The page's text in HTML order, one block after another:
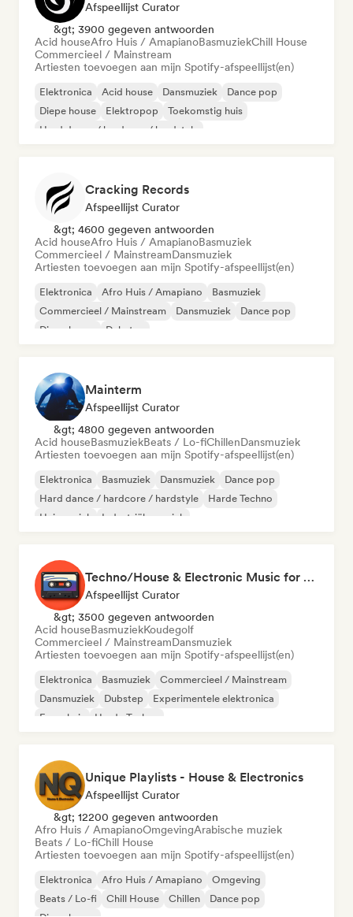
Afspeellijst Curator
&gt; 3900 gegeven antwoorden
Acid houseAfro Huis / AmapianoBasmuziekChill House
Commercieel / Mainstream
Artiesten toevoegen aan mijn Spotify-afspeellijst(en)
Elektronica Acid house Dansmuziek
Dance pop
Diepe house
Elektropop
Toekomstig huis
Hard dance / hardcore / hardstyle
Cracking Records
Afspeellijst Curator
&gt; 4600 gegeven antwoorden
Acid houseAfro Huis / AmapianoBasmuziek
Commercieel / MainstreamDansmuziek
Artiesten toevoegen aan mijn Spotify-afspeellijst(en)
Elektronica Afro Huis / Amapiano
Basmuziek
Commercieel / Mainstream
Dansmuziek
Dance pop
Diepe house
Dubstep
Mainterm
Afspeellijst Curator
&gt; 4800 gegeven antwoorden
Acid houseBasmuziekBeats / Lo-fiChillenDansmuziek
Artiesten toevoegen aan mijn Spotify-afspeellijst(en)
Elektronica Basmuziek Dansmuziek
Dance pop
Hard dance / hardcore / hardstyle
Harde Techno
Huismuziek
Industriële muziek
Techno/House & Electronic Music for Svea Playlists
Afspeellijst Curator
&gt; 3500 gegeven antwoorden
Acid houseBasmuziekKoudegolf
Commercieel / MainstreamDansmuziek
Artiesten toevoegen aan mijn Spotify-afspeellijst(en)
Elektronica Basmuziek
Commercieel / Mainstream
Dansmuziek
Dubstep
Experimentele elektronica
Frans huis
Harde Techno
Unique Playlists - House & Electronics
Afspeellijst Curator
&gt; 12200 gegeven antwoorden
Afro Huis / AmapianoOmgevingArabische muziek
Beats / Lo-fiChill House
Artiesten toevoegen aan mijn Spotify-afspeellijst(en)
Elektronica Afro Huis / Amapiano
Omgeving
Beats / Lo-fi
Chill House Chillen
Dance pop